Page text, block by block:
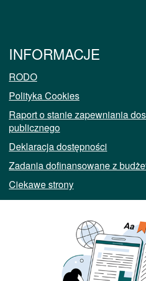
INFORMACJE
RODO
Polityka Cookies
Raport o stanie zapewniania
publicznego
Deklaracja dostępności
Zadania dofinansowane z
Ciekawe strony